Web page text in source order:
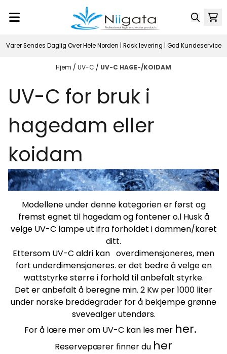
Varer Sendes Daglig Over Hele Norden | Rask levering | God Kundeservice
Hjem / UV-C / UV-C HAGE-/KOIDAM
UV-C for bruk i
hagedam eller
koidam
Modellene under denne kategorien er først og
fremst egnet til hagedam og fontener o.l Husk å
velge UV-C lampe ut ifra forholdet i dammen/karet
ditt.
Ettersom UV-C aldri kan overdimensjoneres, men
fort underdimensjoneres. er det bedre å velge en
wattstyrke større i forhold til anbefalt styrke.
Det er anbefalt å beregne min. 2 Kw per 1000 liter
under norske breddegrader for å bekjempe grønne
svevealger utendørs.
For å lære mer om UV-C kan les mer her.
Reservepærer finner du her